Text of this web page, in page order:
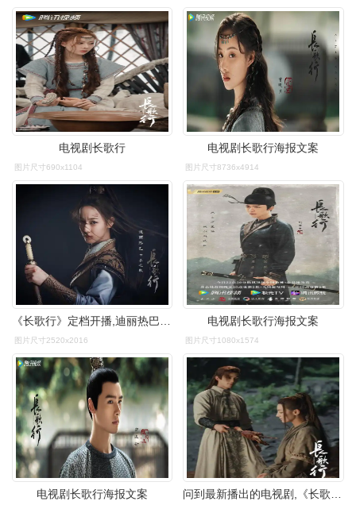
电视剧长歌行
图片尺寸690x1104
电视剧长歌行海报文案
图片尺寸8736x4914
图片尺寸2520x2016
电视剧长歌行海报文案
图片尺寸1080x1574
电视剧长歌行海报文案